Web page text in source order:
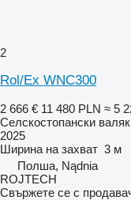
2
Rol/Ex WNC300
2 666 € 11 480 PLN ≈ 5
Селскостопански
2025
Ширина на захват 3 м
Полша, Nądnia
ROJTECH
Свържете се с